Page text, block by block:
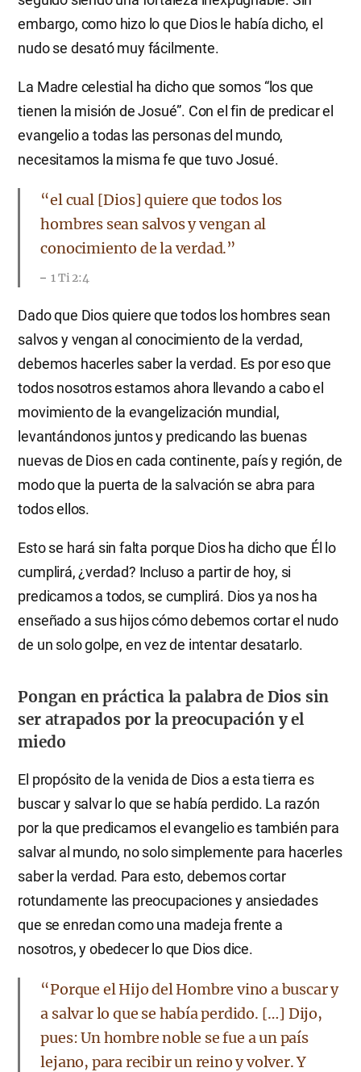
embargo, como hizo lo que Dios le había dicho, el
nudo se desató muy fácilmente.
La Madre celestial ha dicho que somos “los que
tienen la misión de Josué”. Con el fin de predicar el
evangelio a todas las personas del mundo,
necesitamos la misma fe que tuvo Josué.
“el cual [Dios] quiere que todos los
hombres sean salvos y vengan al
conocimiento de la verdad.”
1 Ti 2:4
Dado que Dios quiere que todos los hombres sean
salvos y vengan al conocimiento de la verdad,
debemos hacerles saber la verdad. Es por eso que
todos nosotros estamos ahora llevando a cabo el
movimiento de la evangelización mundial,
levantándonos juntos y predicando las buenas
nuevas de Dios en cada continente, país y región, de
modo que la puerta de la salvación se abra para
todos ellos.
Esto se hará sin falta porque Dios ha dicho que Él lo
cumplirá, ¿verdad? Incluso a partir de hoy, si
predicamos a todos, se cumplirá. Dios ya nos ha
enseñado a sus hijos cómo debemos cortar el nudo
de un solo golpe, en vez de intentar desatarlo.
Pongan en práctica la palabra de Dios sin
ser atrapados por la preocupación y el
miedo
El propósito de la venida de Dios a esta tierra es
buscar y salvar lo que se había perdido. La razón
por la que predicamos el evangelio es también para
salvar al mundo, no solo simplemente para hacerles
saber la verdad. Para esto, debemos cortar
rotundamente las preocupaciones y ansiedades
que se enredan como una madeja frente a
nosotros, y obedecer lo que Dios dice.
“Porque el Hijo del Hombre vino a buscar y
a salvar lo que se había perdido. […] Dijo,
pues: Un hombre noble se fue a un país
lejano, para recibir un reino y volver. Y